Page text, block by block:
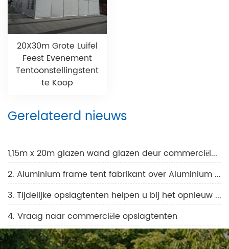
20X30m Grote Luifel
Feest Evenement
Tentoonstellingstent
te Koop
Gerelateerd nieuws
1,15m x 20m glazen wand glazen deur commerciële evenemententent
2. Aluminium frame tent fabrikant over Aluminium frame tent gebruik de voordelen
3. Tijdelijke opslagtenten helpen u bij het opnieuw plannen van uw opslag
4. Vraag naar commerciële opslagtenten